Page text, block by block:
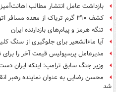
بازداشت عامل انتشار مطالب اهانت‌آمیز
کشف ۳۱۰ گرم تریاک از معده مسافر اتوبوس در قاینات
تنگه هرمز و پیام‌های بازدارنده ایران
آیا ماءالشعیر برای جلوگیری از سنگ
مدیرعامل پرسپولیس قیمت آخر را
وزیر جنگ سابق ترامپ: اینکه ایران
محسن رضایی به عنوان نماینده رهبر
شد